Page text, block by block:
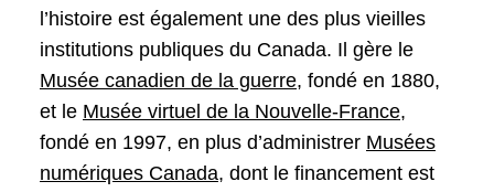
l’histoire est également une des plus vieilles
institutions publiques du Canada. Il gère le
Musée canadien de la guerre, fondé en 1880,
et le Musée virtuel de la Nouvelle-France,
fondé en 1997, en plus d’administrer Musées
numériques Canada, dont le financement est